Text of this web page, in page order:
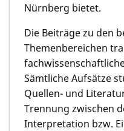
Nürnberg bietet.
Die Beiträge zu den
Themenbereichen
Sämtliche Aufsätze
Quellen- und
Trennung zwischen
Interpretation bzw.